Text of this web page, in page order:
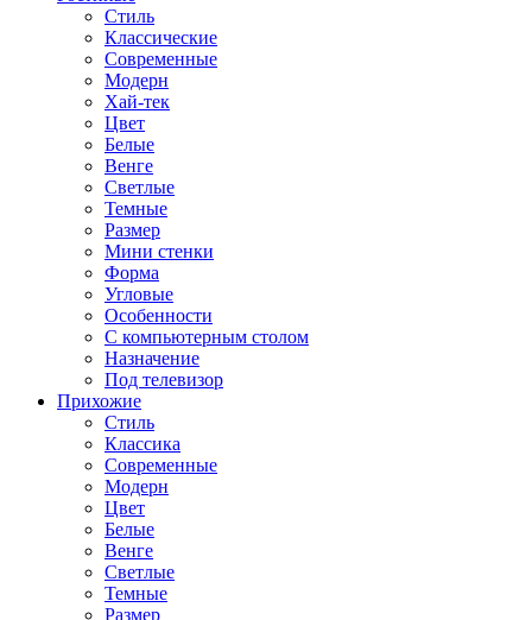
Стиль
Классические
Современные
Модерн
Хай-тек
Цвет
Белые
Венге
Светлые
Темные
Размер
Мини стенки
Форма
Угловые
Особенности
С компьютерным столом
Назначение
Под телевизор
Прихожие
Стиль
Классика
Современные
Модерн
Цвет
Белые
Венге
Светлые
Темные
Размер